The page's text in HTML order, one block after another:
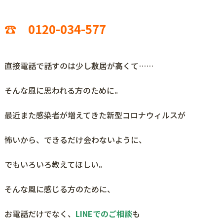
☎ 0120-034-577
直接電話で話すのは少し敷居が高くて……
そんな風に思われる方のために。
最近また感染者が増えてきた新型コロナウィルスが
怖いから、できるだけ会わないように、
でもいろいろ教えてほしい。
そんな風に感じる方のために、
お電話だけでなく、 LINEでのご相談も